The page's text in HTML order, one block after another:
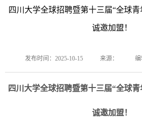
四川大学全球招聘暨第十三届“全球
诚邀加盟！
发布时间：2025-10-15 来源： 编
四川大学全球招聘暨第十三届“全球
诚邀加盟！